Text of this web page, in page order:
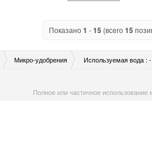
Показано1 -15 (всего15
Микро-удобрения
Используемая вода : -
Полное или частичное